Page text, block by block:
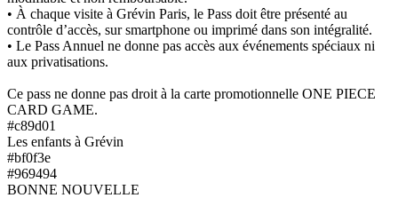
• À chaque visite à Grévin Paris, le Pass doit être présenté au
contrôle d’accès, sur smartphone ou imprimé dans son intégralité.
• Le Pass Annuel ne donne pas accès aux événements spéciaux ni
aux privatisations.
Ce pass ne donne pas droit à la carte promotionnelle ONE PIECE
CARD GAME.
#c89d01
Les enfants à Grévin
#bf0f3e
#969494
BONNE NOUVELLE